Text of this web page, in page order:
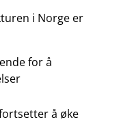
i Norge er
for å
å øke